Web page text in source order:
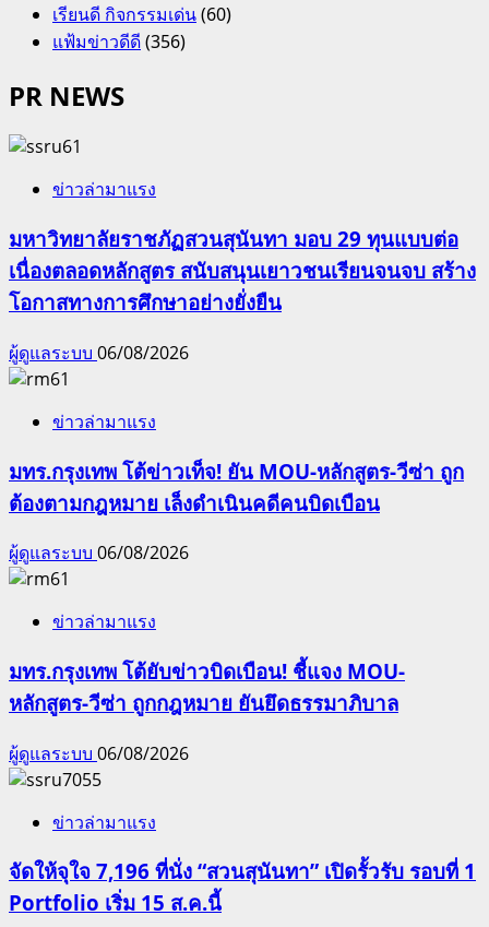
เรียนดี กิจกรรมเด่น(60)
แฟ้มข่าวดีดี(356)
PR NEWS
ข่าวล่ามาแรง
มหาวิทยาลัยราชภัฏสวนสุนันทา มอบ 29 ทุนแบบต่อ
เนื่องตลอดหลักสูตร สนับสนุนเยาวชนเรียนจนจบ สร้าง
โอกาสทางการศึกษาอย่างยั่งยืน
ผู้ดูแลระบบ 06/08/2026
ข่าวล่ามาแรง
มทร.กรุงเทพ โต้ข่าวเท็จ! ยัน MOU-หลักสูตร-วีซ่า ถูก
ต้องตามกฎหมาย เล็งดำเนินคดีคนบิดเบือน
ผู้ดูแลระบบ 06/08/2026
ข่าวล่ามาแรง
มทร.กรุงเทพ โต้ยับข่าวบิดเบือน! ชี้แจง MOU-
หลักสูตร-วีซ่า ถูกกฎหมาย ยันยึดธรรมาภิบาล
ผู้ดูแลระบบ 06/08/2026
ข่าวล่ามาแรง
จัดให้จุใจ 7,196 ที่นั่ง “สวนสุนันทา” เปิดรั้วรับ รอบที่ 1
Portfolio เริ่ม 15 ส.ค.นี้